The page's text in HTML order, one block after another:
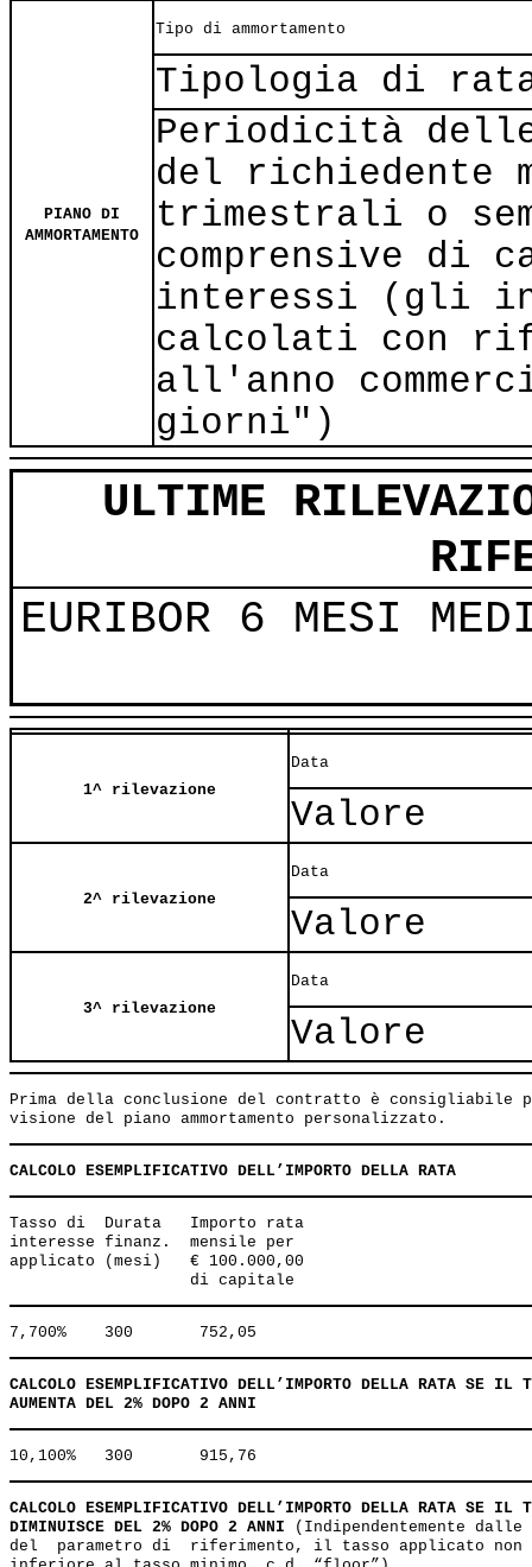
PIANO DI
AMMORTAMENTO
Tipo di ammortamento
Tipologia di
Periodicità
del richiedente
trimestrali o
comprensive di
interessi (gli
calcolati con
all'anno
giorni")
ULTIME
EURIBOR 6 MESI
1^ rilevazione
Data
Valore
2^ rilevazione
Data
Valore
3^ rilevazione
Data
Valore
Prima della conclusione del contratto è consigliabile
CALCOLO ESEMPLIFICATIVO DELL’IMPORTO DELLA RATA
Tasso di  Durata   Importo rata
interesse finanz.  mensile per
applicato (mesi)   € 100.000,00
CALCOLO ESEMPLIFICATIVO DELL’IMPORTO DELLA RATA SE IL
AUMENTA DEL 2% DOPO 2 ANNI
CALCOLO ESEMPLIFICATIVO DELL’IMPORTO DELLA RATA SE IL
DIMINUISCE DEL 2% DOPO 2 ANNI (Indipendentemente
del  parametro di  riferimento, il tasso applicato non